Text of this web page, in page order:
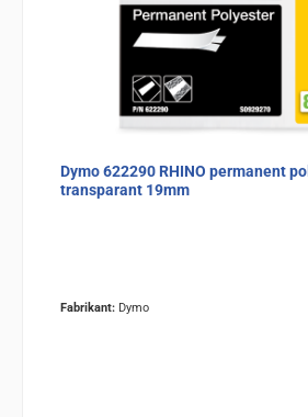
Dymo 622290 RHINO permanent
transparant 19mm
Fabrikant: Dymo